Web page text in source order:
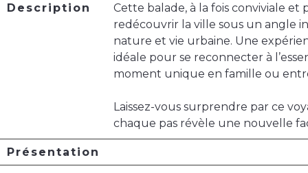
Description
Cette balade, à la fois conviviale et
redécouvrir la ville sous un angle
nature et vie urbaine. Une
idéale pour se reconnecter à
moment unique en famille ou
Laissez-vous surprendre par ce
chaque pas révèle une nouvelle
Présentation